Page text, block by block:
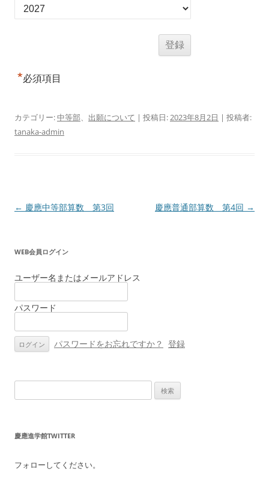
*必須項目
カテゴリー:中等部、 出願について | 投稿日:2023年8月2日 | 投稿者:
tanaka-admin
投
ビ
ゲ
シ
ン
← 慶應中等部算数 第3回 慶應普通部算数 第4回 →
WEB会員ログイン
ユーザー名またはメールアドレス
パスワード
パスワードをお忘れですか？ 登録
索:
慶應進学館TWITTER
フォローしてください。